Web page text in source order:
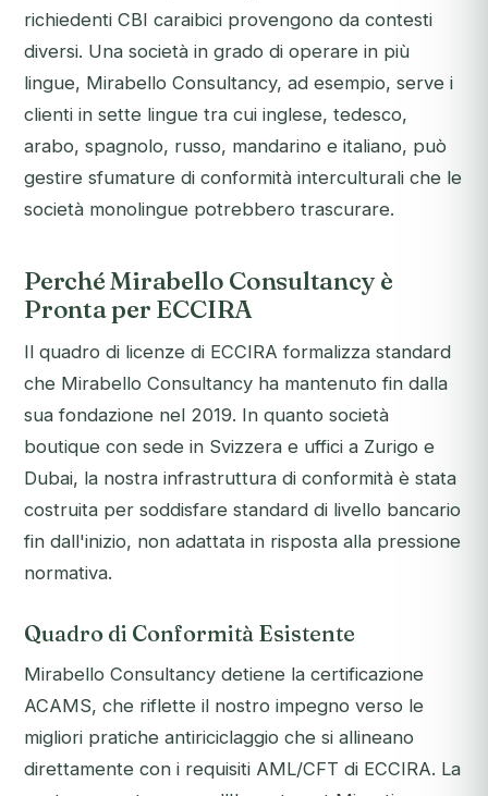
richiedenti CBI caraibici provengono da contesti
diversi. Una società in grado di operare in più
lingue, Mirabello Consultancy, ad esempio, serve i
clienti in sette lingue tra cui inglese, tedesco,
arabo, spagnolo, russo, mandarino e italiano, può
gestire sfumature di conformità interculturali che le
società monolingue potrebbero trascurare.
Perché Mirabello Consultancy è
Pronta per ECCIRA
Il quadro di licenze di ECCIRA formalizza standard
che Mirabello Consultancy ha mantenuto fin dalla
sua fondazione nel 2019. In quanto società
boutique con sede in Svizzera e uffici a Zurigo e
Dubai, la nostra infrastruttura di conformità è stata
costruita per soddisfare standard di livello bancario
fin dall'inizio, non adattata in risposta alla pressione
normativa.
Quadro di Conformità Esistente
Mirabello Consultancy detiene la certificazione
ACAMS, che riflette il nostro impegno verso le
migliori pratiche antiriciclaggio che si allineano
direttamente con i requisiti AML/CFT di ECCIRA. La